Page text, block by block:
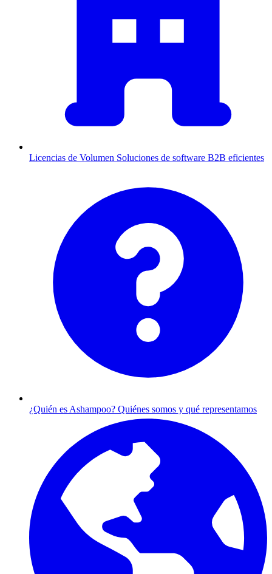
Licencias de Volumen Soluciones de software B2B eficientes
¿Quién es Ashampoo? Quiénes somos y qué representamos